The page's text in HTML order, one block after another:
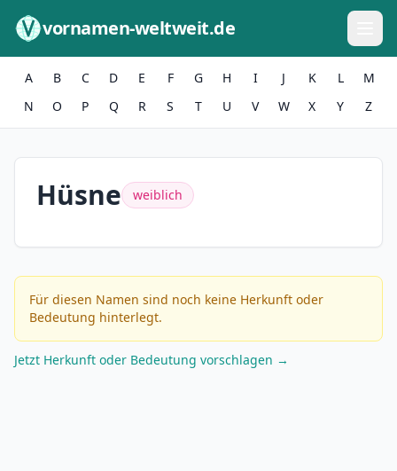
vornamen-weltweit.de
A B C D E F G H I J K L
M
N
O P Q R S T U V W X Y Z
Hüsne weiblich
Für diesen Namen sind noch keine Herkunft oder
Bedeutung hinterlegt.
Jetzt Herkunft oder Bedeutung vorschlagen →